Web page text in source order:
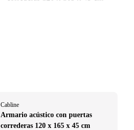
Cabline
Armario acústico con puertas
correderas 120 x 165 x 45 cm